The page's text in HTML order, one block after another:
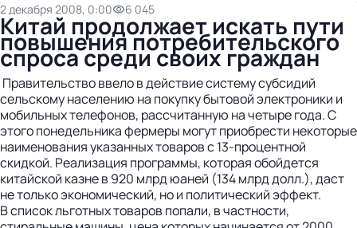
2 декабря 2008, 0:00 6 045
Китай продолжает искать пути
повышения потребительского
спроса среди своих граждан
Правительство ввело в дейст­вие систему субсидий
сельскому населению на покупку бытовой электроники и
мобильных телефонов, рассчитанную на четыре года. С
этого понедельника фермеры могут приобрести некоторые
наименования указанных товаров с 13-процентной
скидкой. Реализация программы, которая обойдется
китайской казне в 920 млрд юаней (134 млрд долл.), даст
не только экономический, но и политический эффект.
В список льготных товаров попали, в частности,